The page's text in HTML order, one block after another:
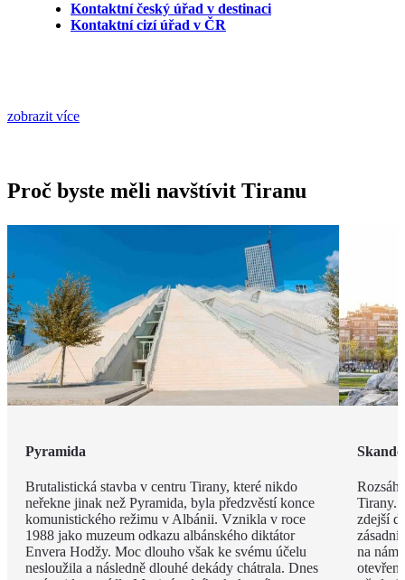
Kontaktní český úřad v destinaci
Kontaktní cizí úřad v ČR
zobrazit více
Proč byste měli navštívit Tiranu
Pyramida
Brutalistická stavba v centru Tirany, které nikdo
neřekne jinak než Pyramida, byla předzvěstí konce
komunistického režimu v Albánii. Vznikla v roce
1988 jako muzeum odkazu albánského diktátor
Envera Hodžy. Moc dlouho však ke svému účelu
nesloužila a následně dlouhé dekády chátrala. Dnes
Tirany.
zdejší
na